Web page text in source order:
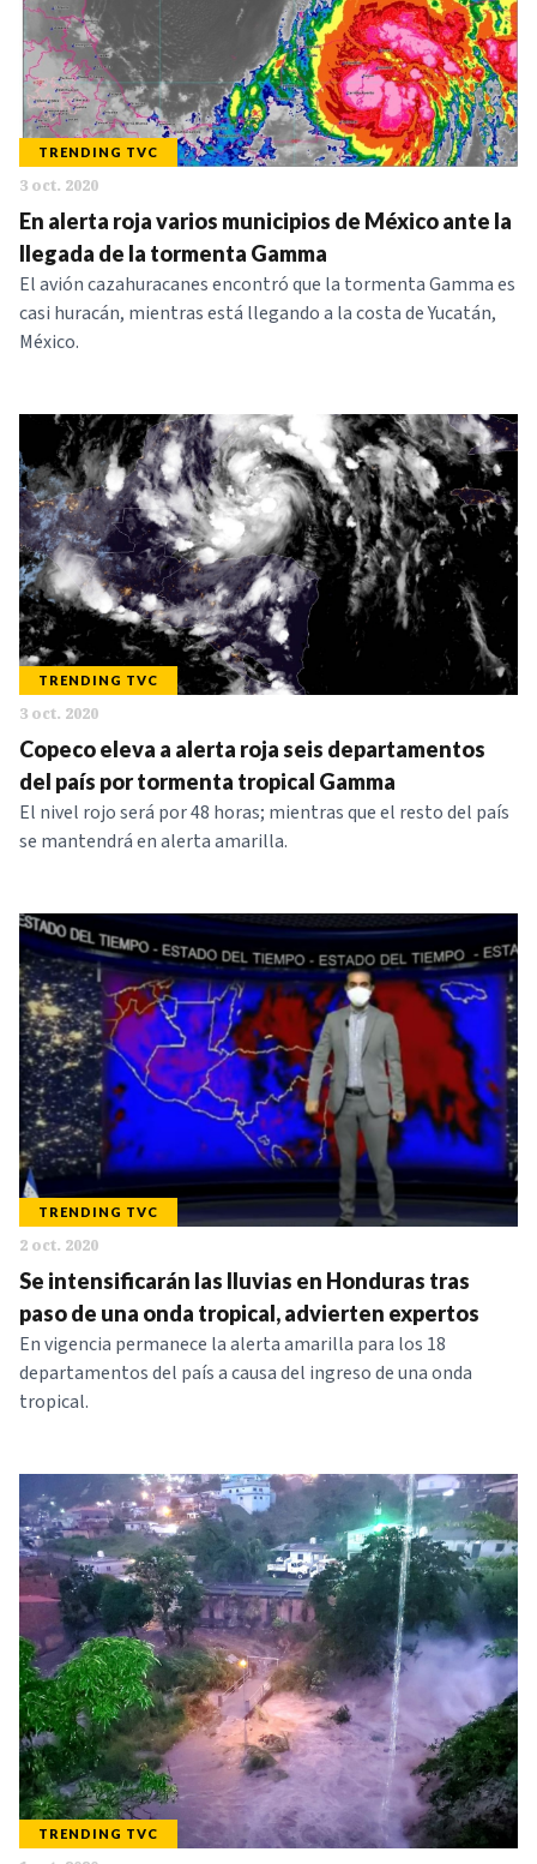
TRENDING TVC
3 oct. 2020
En alerta roja varios municipios de México ante la
llegada de la tormenta Gamma
El avión cazahuracanes encontró que la tormenta Gamma es
casi huracán, mientras está llegando a la costa de Yucatán,
México.
TRENDING TVC
3 oct. 2020
Copeco eleva a alerta roja seis departamentos
del país por tormenta tropical Gamma
El nivel rojo será por 48 horas; mientras que el resto del país
se mantendrá en alerta amarilla.
TRENDING TVC
2 oct. 2020
Se intensificarán las lluvias en Honduras tras
paso de una onda tropical, advierten expertos
En vigencia permanece la alerta amarilla para los 18
departamentos del país a causa del ingreso de una onda
tropical.
TRENDING TVC